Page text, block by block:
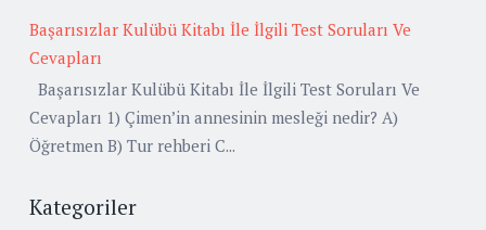
Başarısızlar Kulübü Kitabı İle İlgili Test Soruları Ve
Cevapları
Başarısızlar Kulübü Kitabı İle İlgili Test Soruları Ve
Cevapları 1) Çimen’in annesinin mesleği nedir? A)
Öğretmen B) Tur rehberi C...
Kategoriler